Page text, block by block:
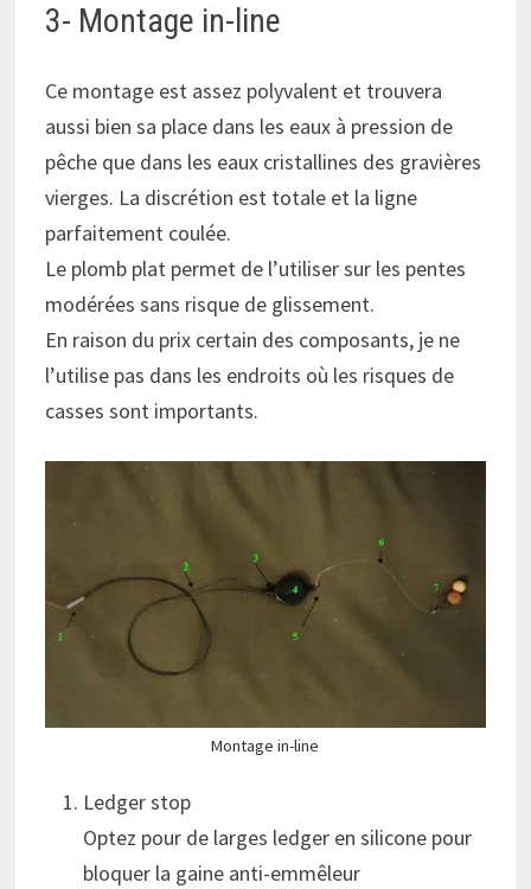
3- Montage in-line
Ce montage est assez polyvalent et trouvera
aussi bien sa place dans les eaux à pression de
pêche que dans les eaux cristallines des gravières
vierges. La discrétion est totale et la ligne
parfaitement coulée.
Le plomb plat permet de l’utiliser sur les pentes
modérées sans risque de glissement.
En raison du prix certain des composants, je ne
l’utilise pas dans les endroits où les risques de
casses sont importants.
Montage in-line
Ledger stop
Optez pour de larges ledger en silicone pour
bloquer la gaine anti-emmêleur